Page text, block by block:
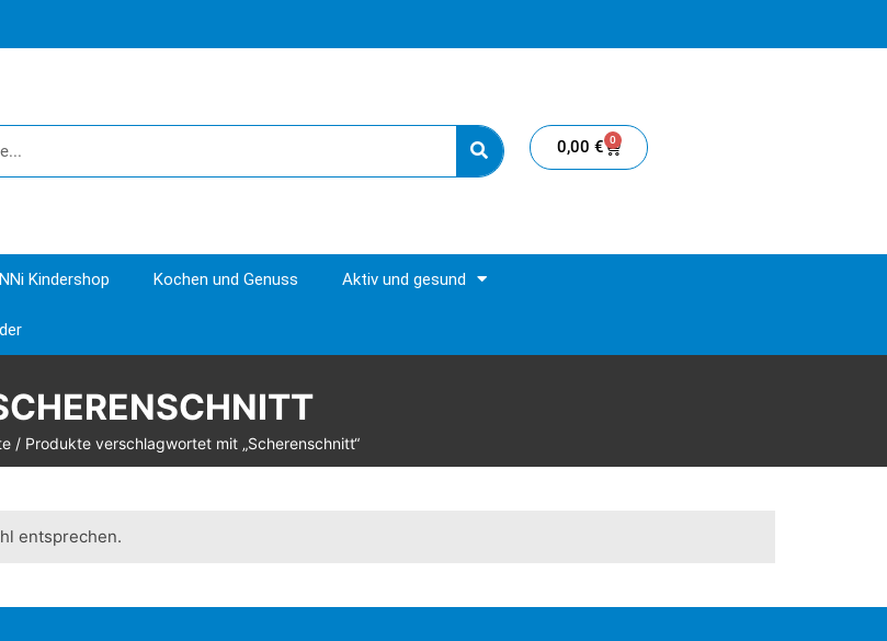
0,00 € 0
Kindershop Kochen und Genuss Aktiv und gesund
/ Produkte verschlagwortet mit „Scherenschnitt“
entsprechen.